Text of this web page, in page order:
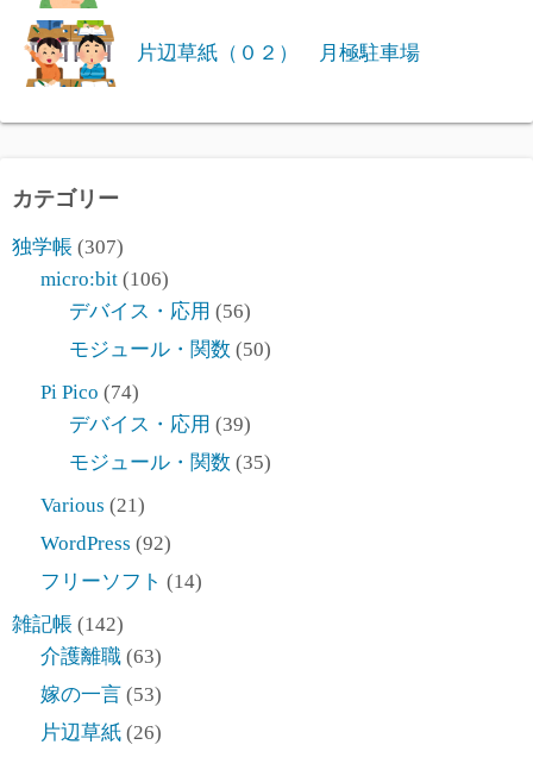
片辺草紙（０２） 月極駐車場
カテゴリー
独学帳 (307)
micro:bit (106)
デバイス・応用 (56)
モジュール・関数 (50)
Pi Pico (74)
デバイス・応用 (39)
モジュール・関数 (35)
Various (21)
WordPress (92)
フリーソフト (14)
雑記帳 (142)
介護離職 (63)
嫁の一言 (53)
片辺草紙 (26)